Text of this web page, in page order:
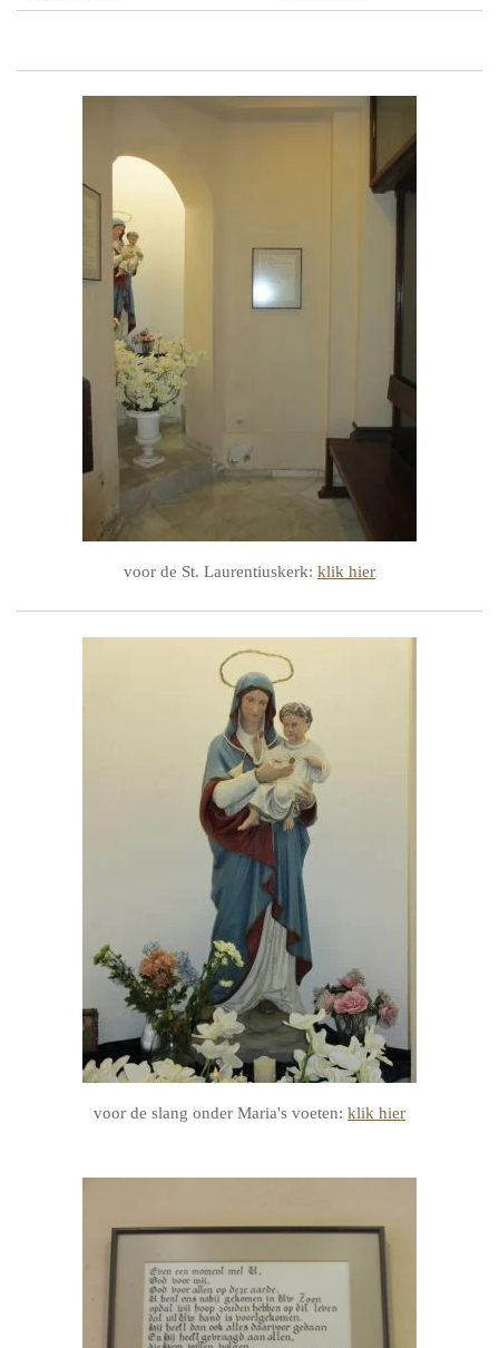
voor de St. Laurentiuskerk: klik hier
voor de slang onder Maria's voeten: klik hier